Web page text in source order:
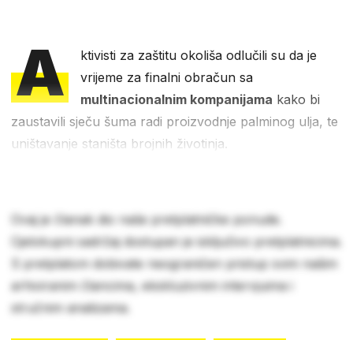
A
ktivisti za zaštitu okoliša odlučili su da je
vrijeme za finalni obračun sa
multinacionalnim kompanijama kako bi
zaustavili sječu šuma radi proizvodnje palminog ulja, te
uništavanje staništa brojnih životinja.
Ovaj je članak dio naše pretplatničke ponude.
Cjelokupni sadržaj dostupan je isključivo pretplatnicima.
S pretplatom dobivate neograničen pristup svim našim
arhiviranim člancima, ekskluzivnim intervjuima i
stručnim analizama.